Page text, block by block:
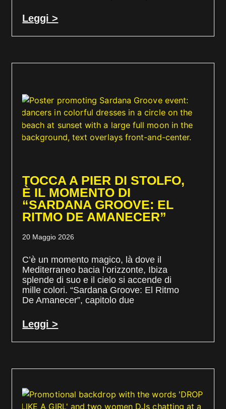
Leggi >
TOCCA A PIER DI STOLFO,
È IL MOMENTO DI
“SARDANA GROOVE: EL
RITMO DE AMANECER”
20 Maggio 2026
C’è un momento magico, là dove il
Mediterraneo bacia l’orizzonte, Ibiza
splende di suo e il cielo si accende di
mille colori. “Sardana Groove: El Ritmo
De Amanecer”, capitolo due
Leggi >